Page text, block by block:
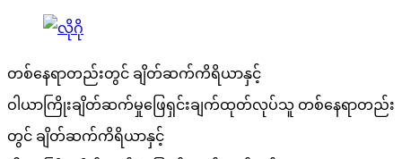
တစ်နေရာတည်းတွင် ချိတ်ဆက်ကိရိယာနှင့်
ဝါယာကြိုးချိတ်ဆက်မှုဖြေရှင်းချက်ထုတ်လုပ်သူ တစ်နေရာတည်း
တွင် ချိတ်ဆက်ကိရိယာနှင့်